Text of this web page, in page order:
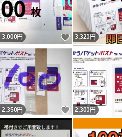
3,000円 いいね！
3,320円
2,350 円 いいね！
2,300 円